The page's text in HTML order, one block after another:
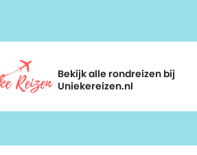
Bekijk alle rondreizen bij
Uniekereizen.nl